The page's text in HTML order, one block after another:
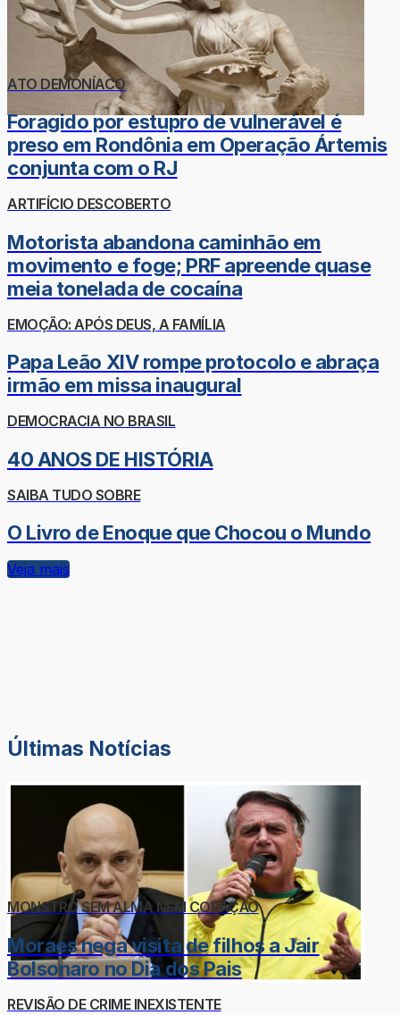
ATO DEMONÍACO
Foragido por estupro de vulnerável é
preso em Rondônia em Operação Ártemis
conjunta com o RJ
ARTIFÍCIO DESCOBERTO
Motorista abandona caminhão em
movimento e foge; PRF apreende quase
meia tonelada de cocaína
EMOÇÃO: APÓS DEUS, A FAMÍLIA
Papa Leão XIV rompe protocolo e abraça
irmão em missa inaugural
DEMOCRACIA NO BRASIL
40 ANOS DE HISTÓRIA
SAIBA TUDO SOBRE
O Livro de Enoque que Chocou o Mundo
Veja mais
Últimas Notícias
MONSTRO SEM ALMA NEM CORAÇÃO
Moraes nega visita de filhos a Jair
Bolsonaro no Dia dos Pais
REVISÃO DE CRIME INEXISTENTE